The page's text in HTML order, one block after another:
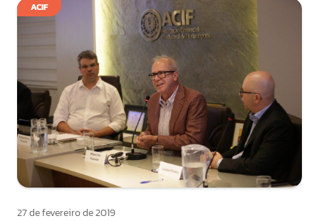
ACIF
27 de fevereiro de 2019